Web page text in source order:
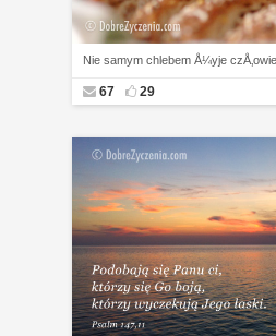
Nie samym chlebem Å¼yje
67 29